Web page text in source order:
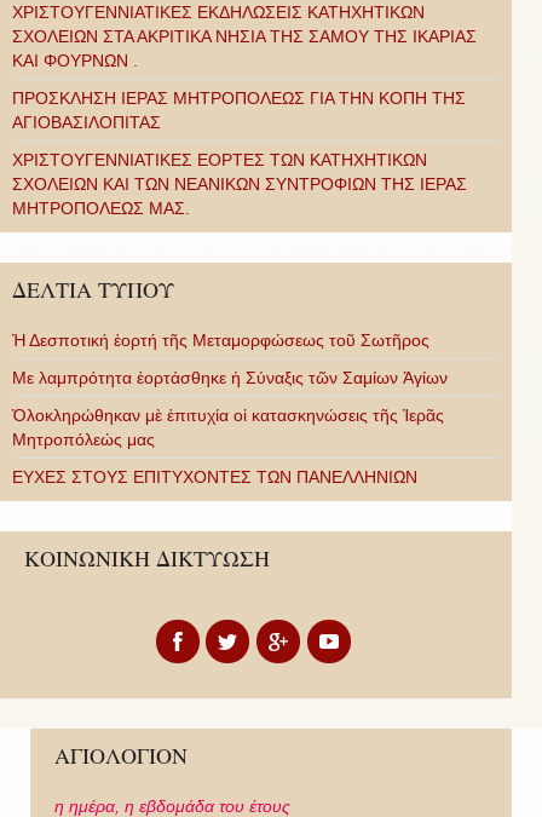
ΧΡΙΣΤΟΥΓΕΝΝΙΑΤΙΚΕΣ ΕΚΔΗΛΩΣΕΙΣ ΚΑΤΗΧΗΤΙΚΩΝ
ΣΧΟΛΕΙΩΝ ΣΤΑ ΑΚΡΙΤΙΚΑ ΝΗΣΙΑ ΤΗΣ ΣΑΜΟΥ ΤΗΣ ΙΚΑΡΙΑΣ
ΚΑΙ ΦΟΥΡΝΩΝ .
ΠΡΟΣΚΛΗΣΗ ΙΕΡΑΣ ΜΗΤΡΟΠΟΛΕΩΣ ΓΙΑ ΤΗΝ ΚΟΠΗ ΤΗΣ
ΑΓΙΟΒΑΣΙΛΟΠΙΤΑΣ
ΧΡΙΣΤΟΥΓΕΝΝΙΑΤΙΚΕΣ ΕΟΡΤΕΣ ΤΩΝ ΚΑΤΗΧΗΤΙΚΩΝ
ΣΧΟΛΕΙΩΝ ΚΑΙ ΤΩΝ ΝΕΑΝΙΚΩΝ ΣΥΝΤΡΟΦΙΩΝ ΤΗΣ ΙΕΡΑΣ
ΜΗΤΡΟΠΟΛΕΩΣ ΜΑΣ.
ΔΕΛΤΙΑ ΤΥΠΟΥ
Ἡ Δεσποτική ἑορτή τῆς Μεταμορφώσεως τοῦ Σωτῆρος
Με λαμπρότητα ἑορτάσθηκε ἡ Σύναξις τῶν Σαμίων Ἁγίων
Ὁλοκληρώθηκαν μὲ ἐπιτυχία οἱ κατασκηνώσεις τῆς Ἱερᾶς
Μητροπόλεώς μας
ΕΥΧΕΣ ΣΤΟΥΣ ΕΠΙΤΥΧΟΝΤΕΣ ΤΩΝ ΠΑΝΕΛΛΗΝΙΩΝ
ΚΟΙΝΩΝΙΚΗ ΔΙΚΤΥΩΣΗ
ΑΓΙΟΛΟΓΙΟΝ
η ημέρα, η εβδομάδα του έτους